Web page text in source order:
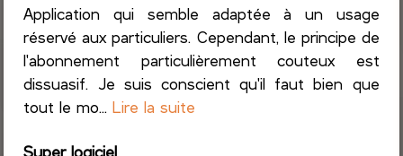
Application qui semble adaptée à un usage
réservé aux particuliers. Cependant, le principe de
l'abonnement particulièrement couteux est
dissuasif. Je suis conscient qu'il faut bien que
tout le mo...Lire la suite
Super logiciel